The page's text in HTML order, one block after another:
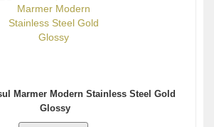
Marmer Modern Stainless Steel Gold
Glossy